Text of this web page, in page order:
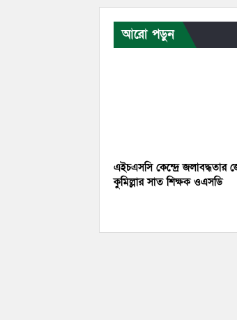
আরো পড়ুন
এইচএসসি কেন্দ্রে জলাবদ্ধতার
কুমিল্লার সাত শিক্ষক ওএসডি